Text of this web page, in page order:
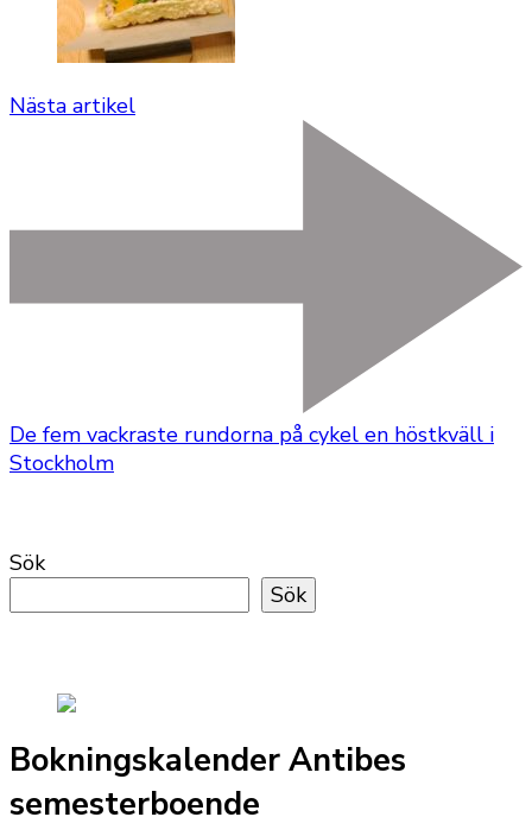
Nästa artikel
De fem vackraste rundorna på cykel en höstkväll i
Stockholm
Sök
Sök
Bokningskalender Antibes
semesterboende